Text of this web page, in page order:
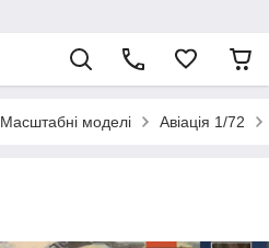
Масштабні моделі Авіація 1/72